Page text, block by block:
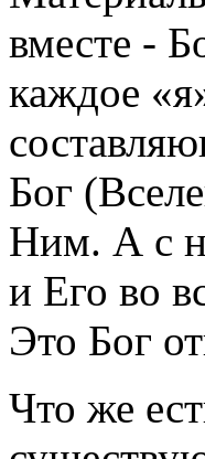
вместе -
каждое
Бог
Ним. А с
и Его во
Это Бог
Что же